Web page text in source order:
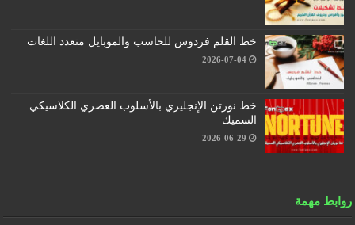
خط القلم فردوس للحاسب والموبايل متعدد اللغات
2026-07-04
خط نورتن الإنجليزي بالأسلوب العصري الكلاسيكي
السميك
2026-06-29
روابط مهمة